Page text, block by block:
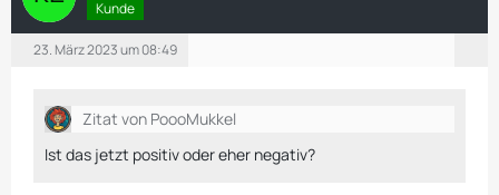
Kunde
23. März 2023 um 08:49
Zitat von PoooMukkel
Ist das jetzt positiv oder eher negativ?